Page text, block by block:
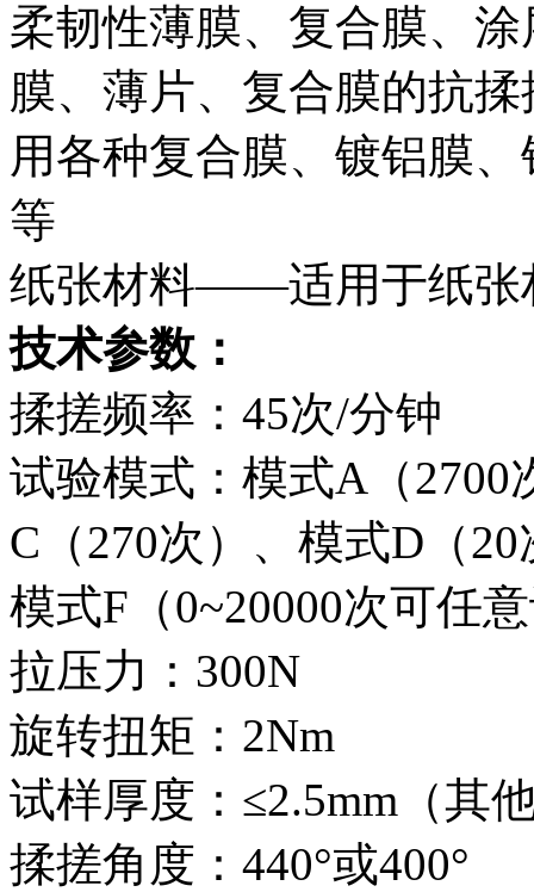
柔韧性薄膜、复合膜、
膜、薄片、复合膜的抗
用各种复合膜、镀铝膜
等
纸张材料——适用于纸张
技术参数：
揉搓频率：45次/分钟
试验模式：模式A（2700
C（270次）、模式D（
模式F（0~20000次可任
拉压力：300N
旋转扭矩：2Nm
试样厚度：≤2.5mm（其
揉搓角度：440°或400°